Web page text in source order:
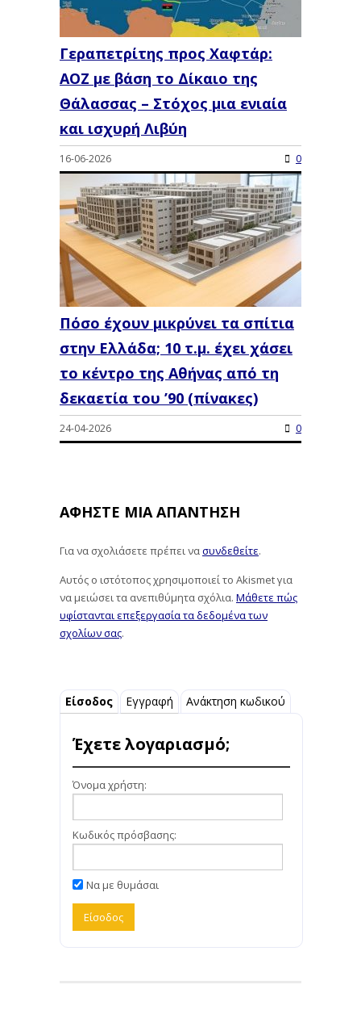
Γεραπετρίτης προς Χαφτάρ:
ΑΟΖ με βάση το Δίκαιο της
Θάλασσας – Στόχος μια ενιαία
και ισχυρή Λιβύη
16-06-2026 0
Πόσο έχουν μικρύνει τα σπίτια
στην Ελλάδα; 10 τ.μ. έχει χάσει
το κέντρο της Αθήνας από τη
δεκαετία του ’90 (πίνακες)
24-04-2026 0
ΑΦΉΣΤΕ ΜΙΑ ΑΠΆΝΤΗΣΗ
Για να σχολιάσετε πρέπει νασυνδεθείτε.
Αυτός ο ιστότοπος χρησιμοποιεί το Akismet για
να μειώσει τα ανεπιθύμητα σχόλια. Μάθετε πώς
υφίστανται επεξεργασία τα δεδομένα των
σχολίων σας.
Είσοδος Εγγραφή Ανάκτηση κωδικού
Έχετε λογαριασμό;
Όνομα χρήστη:
Κωδικός πρόσβασης:
Να με θυμάσαι